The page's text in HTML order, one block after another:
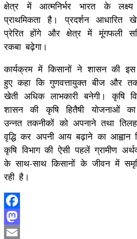
क्षेत्र में आत्मनिर्भर भारत के
प्राथमिकता है। प्रदर्शन
प्रेरित होंगे और क्षेत्र में मूंगफली
रकबा बढ़ेगा।
कार्यक्रम में किसानों ने शासन की
हुए कहा कि गुणवत्तायुक्त बीज और
खेती अधिक लाभकारी बनेगी। कृषि
शासन की कृषि हितैषी योजनाओं
उन्नत तकनीकों को अपनाने तथा
वृद्धि कर अपनी आय बढ़ाने का
कृषि विभाग की ऐसी पहलें ग्रामीण
के साथ-साथ किसानों के जीवन में
रही है।
Facebook
Mastodon